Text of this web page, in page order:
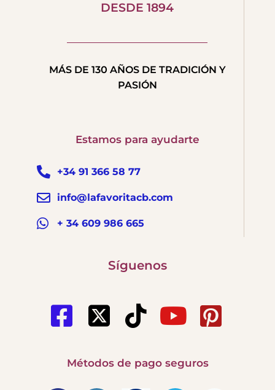
DESDE 1894
MÁS DE 130 AÑOS DE TRADICIÓN Y
PASIÓN
Estamos para ayudarte
+34 91 366 58 77
info@lafavoritacb.com
+ 34 609 986 665
Síguenos
Métodos de pago seguros